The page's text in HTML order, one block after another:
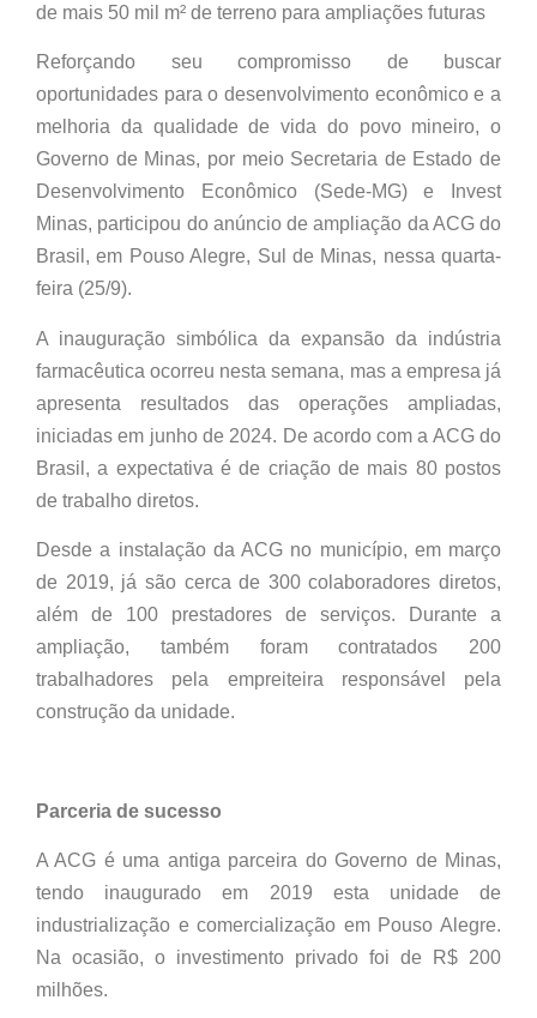
de mais 50 mil m² de terreno para ampliações futuras
Reforçando seu compromisso de buscar
oportunidades para o desenvolvimento econômico e a
melhoria da qualidade de vida do povo mineiro, o
Governo de Minas, por meio Secretaria de Estado de
Desenvolvimento Econômico (Sede-MG) e Invest
Minas, participou do anúncio de ampliação da ACG do
Brasil, em Pouso Alegre, Sul de Minas, nessa quarta-
feira (25/9).
A inauguração simbólica da expansão da indústria
farmacêutica ocorreu nesta semana, mas a empresa já
apresenta resultados das operações ampliadas,
iniciadas em junho de 2024. De acordo com a ACG do
Brasil, a expectativa é de criação de mais 80 postos
de trabalho diretos.
Desde a instalação da ACG no município, em março
de 2019, já são cerca de 300 colaboradores diretos,
além de 100 prestadores de serviços. Durante a
ampliação, também foram contratados 200
trabalhadores pela empreiteira responsável pela
construção da unidade.
Parceria de sucesso
A ACG é uma antiga parceira do Governo de Minas,
tendo inaugurado em 2019 esta unidade de
industrialização e comercialização em Pouso Alegre.
Na ocasião, o investimento privado foi de R$ 200
milhões.